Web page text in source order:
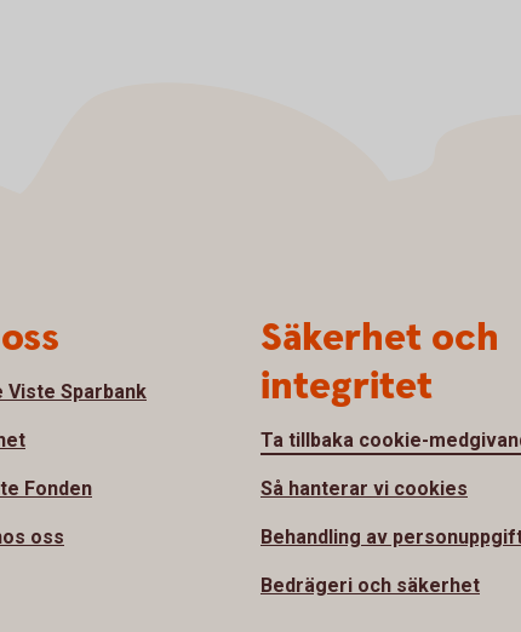
Viste Sparbank
Fonden
oss
Säkerhet och
integritet
Ta tillbaka cookie-
Så hanterar vi cookies
Behandling av
Bedrägeri och säkerhet